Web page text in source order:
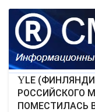
YLE (ФИНЛЯНДИЯ): РОСКОШНАЯ ЯХТА
РОССИЙСКОГО
ПОМЕСТИЛАСЬ